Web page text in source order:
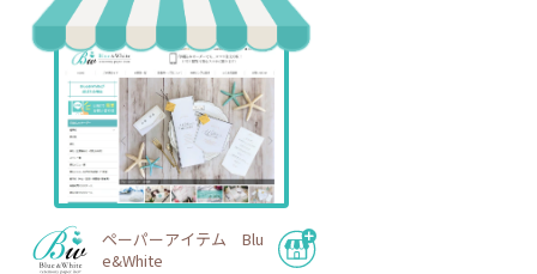
ペーパーアイテム Blu
e&White